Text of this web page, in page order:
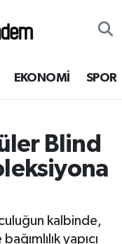
EKONOMİ SPOR
Blind
kalbinde,
yapıcı